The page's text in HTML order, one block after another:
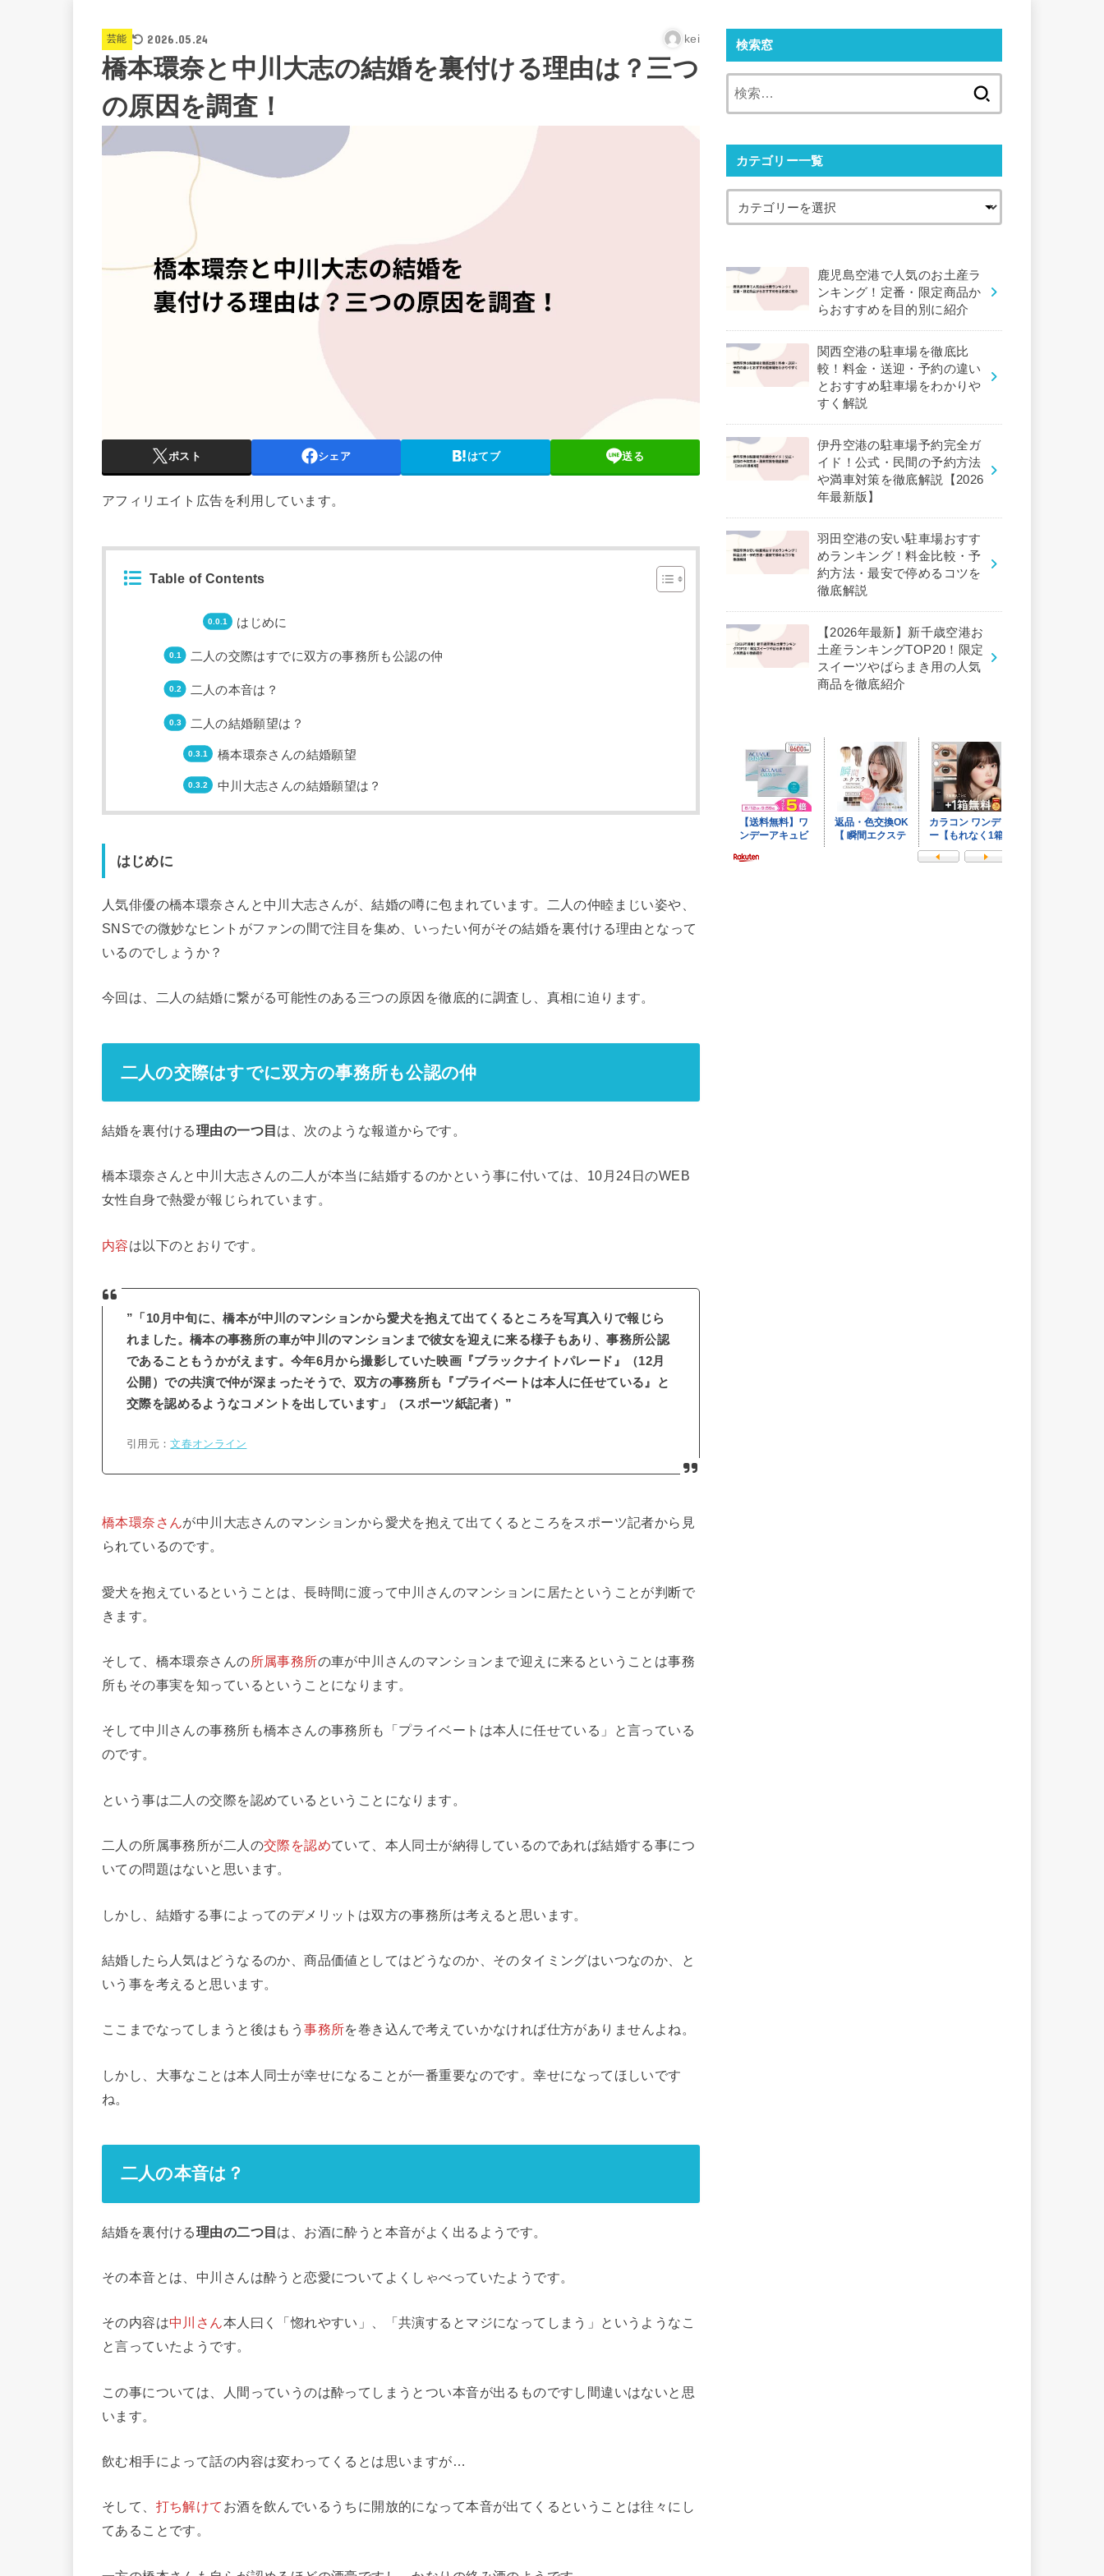
芸能 2026.05.24 kei
橋本環奈と中川大志の結婚を裏付ける理由は？三つ
の原因を調査！
ポスト シェア はてブ 送る
アフィリエイト広告を利用しています。
Table of Contents
はじめに
二人の交際はすでに双方の事務所も公認の仲
二人の本音は？
二人の結婚願望は？
橋本環奈さんの結婚願望
中川大志さんの結婚願望は？
はじめに
人気俳優の橋本環奈さんと中川大志さんが、結婚の噂に包まれています。二人の仲睦まじい姿や、
SNSでの微妙なヒントがファンの間で注目を集め、いったい何がその結婚を裏付ける理由となって
いるのでしょうか？
今回は、二人の結婚に繋がる可能性のある三つの原因を徹底的に調査し、真相に迫ります。
二人の交際はすでに双方の事務所も公認の仲
結婚を裏付ける理由の一つ目 は、次のような報道からです。
橋本環奈さんと中川大志さんの二人が本当に結婚するのかという事に付いては、10月24日のWEB
女性自身で熱愛が報じられています。
内容は以下のとおりです。
”「10月中旬に、橋本が中川のマンションから愛犬を抱えて出てくるところを写真入りで報じら
れました。橋本の事務所の車が中川のマンションまで彼女を迎えに来る様子もあり、事務所公認
であることもうかがえます。今年6月から撮影していた映画『ブラックナイトパレード』（12月
公開）での共演で仲が深まったそうで、双方の事務所も『プライベートは本人に任せている』と
交際を認めるようなコメントを出しています」（スポーツ紙記者）”
引用元：文春オンライン
橋本環奈さんが中川大志さんのマンションから愛犬を抱えて出てくるところをスポーツ記者から見
られているのです。
愛犬を抱えているということは、長時間に渡って中川さんのマンションに居たということが判断で
きます。
そして、橋本環奈さんの所属事務所の車が中川さんのマンションまで迎えに来るということは事務
所もその事実を知っているということになります。
そして中川さんの事務所も橋本さんの事務所も「プライベートは本人に任せている」と言っている
のです。
という事は二人の交際を認めているということになります。
二人の所属事務所が二人の交際を認めていて、本人同士が納得しているのであれば結婚する事につ
いての問題はないと思います。
しかし、結婚する事によってのデメリットは双方の事務所は考えると思います。
結婚したら人気はどうなるのか、商品価値としてはどうなのか、そのタイミングはいつなのか、と
いう事を考えると思います。
ここまでなってしまうと後はもう事務所を巻き込んで考えていかなければ仕方がありませんよね。
しかし、大事なことは本人同士が幸せになることが一番重要なのです。幸せになってほしいです
ね。
二人の本音は？
結婚を裏付ける理由の二つ目 は、お酒に酔うと本音がよく出るようです。
その本音とは、中川さんは酔うと恋愛についてよくしゃべっていたようです。
その内容は中川さん本人曰く「惚れやすい」、「共演するとマジになってしまう」というようなこ
と言っていたようです。
この事については、人間っていうのは酔ってしまうとつい本音が出るものですし間違いはないと思
います。
飲む相手によって話の内容は変わってくるとは思いますが…
そして、 打ち解けて お酒を飲んでいるうちに開放的になって本音が出てくるということは往々にし
てあることです。
検索窓
カテゴリー一覧
鹿児島空港で人気のお土産ラ
ンキング！定番・限定商品か
らおすすめを目的別に紹介
関西空港の駐車場を徹底比
較！料金・送迎・予約の違い
とおすすめ駐車場をわかりや
すく解説
伊丹空港の駐車場予約完全ガ
イド！公式・民間の予約方法
や満車対策を徹底解説【2026
年最新版】
羽田空港の安い駐車場おすす
めランキング！料金比較・予
約方法・最安で停めるコツを
徹底解説
【2026年最新】新千歳空港お
土産ランキングTOP20！限定
スイーツやばらまき用の人気
商品を徹底紹介